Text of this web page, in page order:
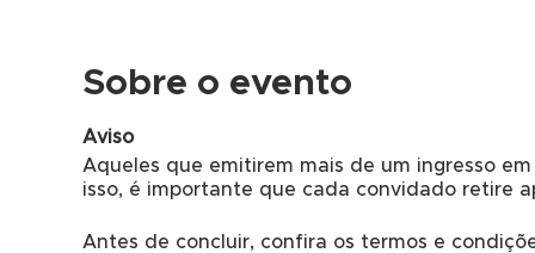
Sobre o evento
Aviso
Aqueles que emitirem mais de um ingresso
isso, é importante que cada convidado retire
Antes de concluir, confira os termos e